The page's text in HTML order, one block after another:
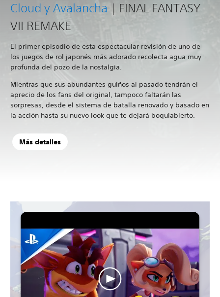
Cloud y Avalancha | FINAL FANTASY
VII REMAKE
El primer episodio de esta espectacular revisión de uno de
los juegos de rol japonés más adorado recolecta agua muy
profunda del pozo de la nostalgia.
Mientras que sus abundantes guiños al pasado tendrán el
aprecio de los fans del original, tampoco faltarán las
sorpresas, desde el sistema de batalla renovado y basado en
la acción hasta su nuevo look que te dejará boquiabierto.
Más detalles